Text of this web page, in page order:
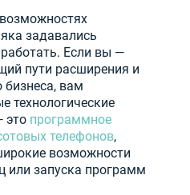
задавались
Если вы —
пути расширения и
бизнеса, вам
технологические
это программное
телефонов,
возможности
или запуска программ